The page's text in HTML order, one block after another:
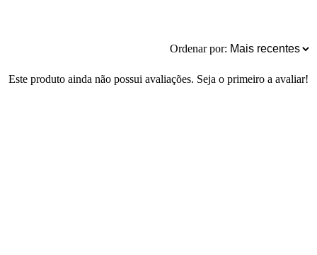
Ordenar por:
Este produto ainda não possui avaliações. Seja o primeiro a avaliar!